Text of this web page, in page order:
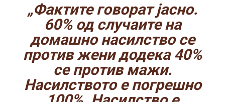
„Фактите говорат јасно.
60% од случаите на
домашно насилство се
против жени додека 40%
се против мажи.
Насилството е погрешно